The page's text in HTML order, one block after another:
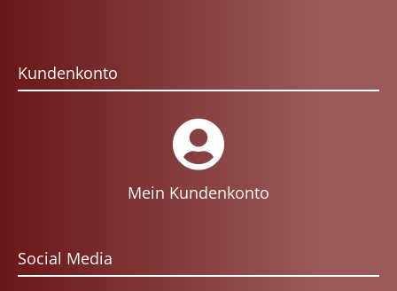
Kundenkonto
Mein Kundenkonto
Social Media